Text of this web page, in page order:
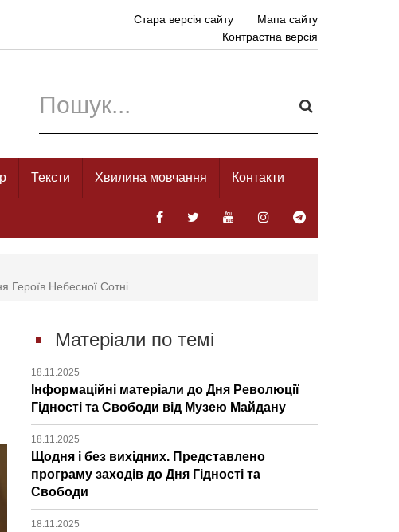
Стара версія сайту
Мапа сайту
Контрастна версія
Тексти Хвилина мовчання Контакти
Героїв Небесної Сотні
Матеріали по темі
18.11.2025
Інформаційні матеріали до Дня Революції
Гідності та Свободи від Музею Майдану
18.11.2025
Щодня і без вихідних. Представлено
програму заходів до Дня Гідності та
Свободи
18.11.2025